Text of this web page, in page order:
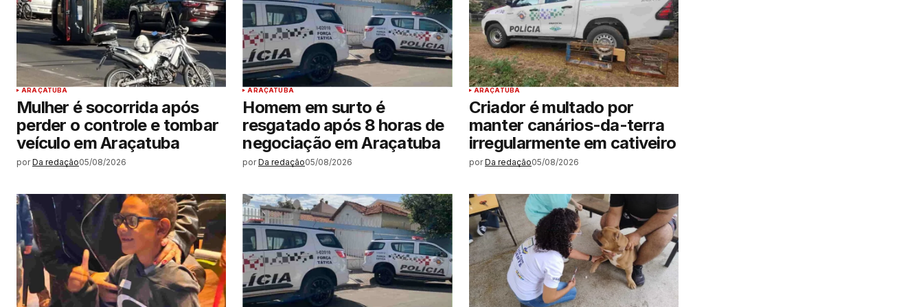
ARAÇATUBA
Mulher é socorrida após
perder o controle e tombar
veículo em Araçatuba
por Da redação05/08/2026
ARAÇATUBA
Homem em surto é
resgatado após 8 horas de
negociação em Araçatuba
por Da redação05/08/2026
ARAÇATUBA
Criador é multado por
manter canários-da-terra
irregularmente em cativeiro
por Da redação05/08/2026